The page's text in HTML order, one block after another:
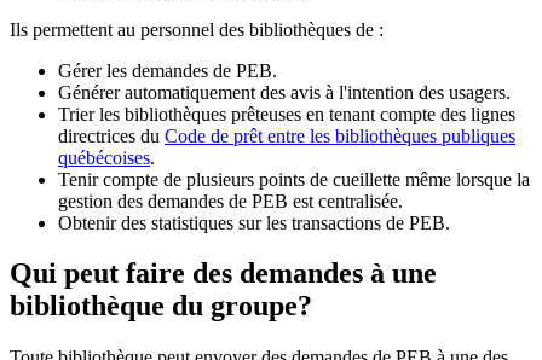
Ils permettent au personnel des bibliothèques de :
Gérer les demandes de PEB.
Générer automatiquement des avis à l'intention des usagers.
Trier les bibliothèques prêteuses en tenant compte des lignes
directrices du Code de prêt entre les bibliothèques publiques
québécoises.
Tenir compte de plusieurs points de cueillette même lorsque la
gestion des demandes de PEB est centralisée.
Obtenir des statistiques sur les transactions de PEB.
Qui peut faire des demandes à une
bibliothèque du groupe?